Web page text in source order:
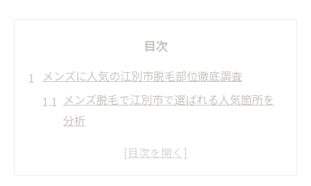
目次
メンズに人気の江別市脱毛部位徹底調査
メンズ脱毛で江別市で選ばれる人気箇所を
分析
江別脱毛メンズの最新トレンドとおすすめ